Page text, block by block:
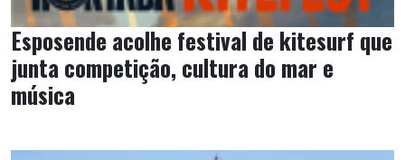
Esposende acolhe festival de kitesurf que
junta competição, cultura do mar e
música